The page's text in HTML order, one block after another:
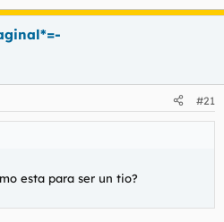
#21
esta para ser un tio?